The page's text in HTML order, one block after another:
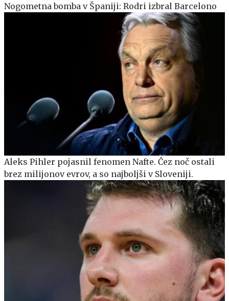
Nogometna bomba v Španiji: Rodri izbral Barcelono
Aleks Pihler pojasnil fenomen Nafte. Čez noč ostali
brez milijonov evrov, a so najboljši v Sloveniji.